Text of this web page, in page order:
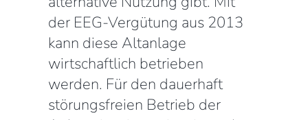
der EEG-Vergütung aus 2013
kann diese Altanlage
wirtschaftlich betrieben
werden. Für den dauerhaft
störungsfreien Betrieb der